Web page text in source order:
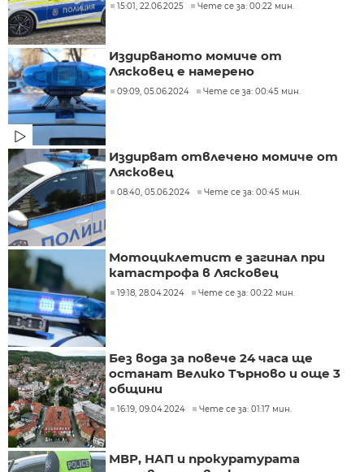
15:01, 22.06.2025 Чете се за: 00:22 мин.
Издирваното момиче от
Лясковец е намерено
09:09, 05.06.2024 Чете се за: 00:45 мин.
Издирват отвлечено момиче от
Лясковец
08:40, 05.06.2024 Чете се за: 00:45 мин.
Мотоциклетист е загинал при
катастрофа в Лясковец
19:18, 28.04.2024 Чете се за: 00:22 мин.
Без вода за повече 24 часа ще
останат Велико Търново и още 3
общини
16:19, 09.04.2024 Чете се за: 01:17 мин.
МВР, НАП и прокуратурата